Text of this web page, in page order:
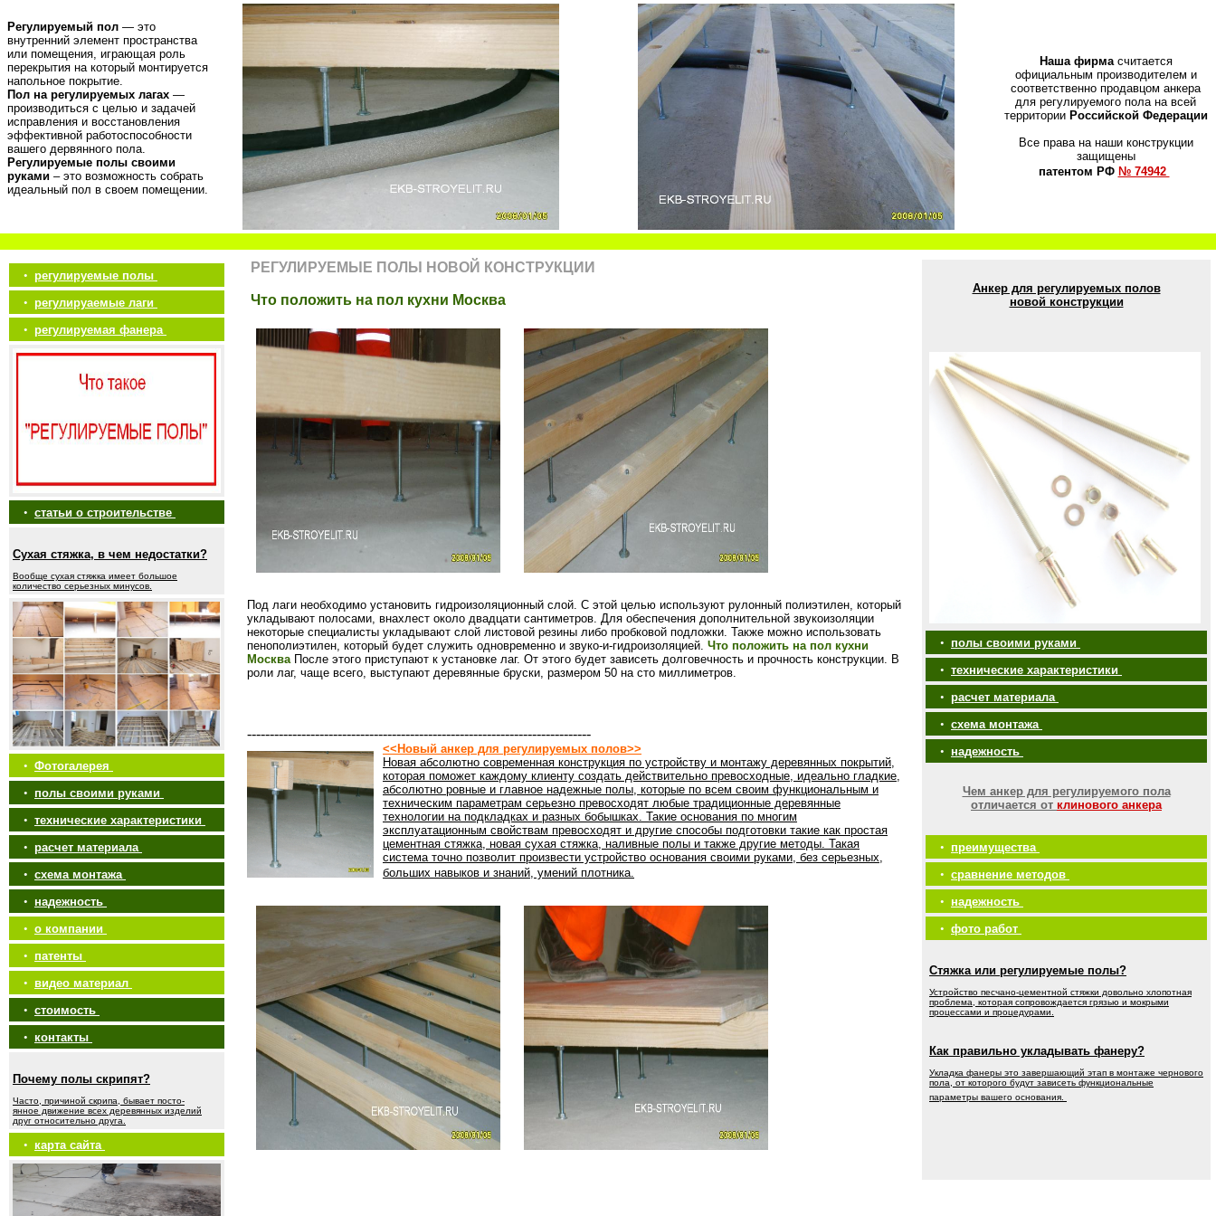
Регулируемый пол — это
внутренний элемент пространства
или помещения, играющая роль
перекрытия на который монтируется
напольное покрытие.
Пол на регулируемых лагах —
производиться с целью и задачей
исправления и восстановления
эффективной работоспособности
вашего дервянного пола.
Регулируемые полы своими
руками – это возможность собрать
идеальный пол в своем помещении.
Наша фирмасчитается
официальным производителем и
соответственно продавцом анкера
для регулируемого пола на всей
территории Российской Федерации
Все права на наши конструкции
защищены
патентом РФ № 74942
• регулируемые полы
• регулируаемые лаги
• регулируемая фанера
• статьи о строительстве
Сухая стяжка, в чем недостатки?
Вообще сухая стяжка имеет большое
количество серьезных минусов.
• Фотогалерея
• полы своими руками
• технические характеристики
• расчет материала
• схема монтажа
• надежность
• о компании
• патенты
• видео материал
• стоимость
• контакты
Почему полы скрипят?
Часто, причиной скрипа, бывает посто-
янное движение всех деревянных изделий
друг относительно друга.
• карта сайта
РЕГУЛИРУЕМЫЕ ПОЛЫ НОВОЙ КОНСТРУКЦИИ
Что положить на пол кухни Москва
Под лаги необходимо установить гидроизоляционный слой. С этой целью используют рулонный полиэтилен, который
укладывают полосами, внахлест около двадцати сантиметров. Для обеспечения дополнительной звукоизоляции
некоторые специалисты укладывают слой листовой резины либо пробковой подложки. Также можно использовать
пенополиэтилен, который будет служить одновременно и звуко-и-гидроизоляцией. Что положить на пол кухни
МоскваПосле этого приступают к установке лаг. От этого будет зависеть долговечность и прочность конструкции. В
роли лаг, чаще всего, выступают деревянные бруски, размером 50 на сто миллиметров.
----------------------------------------------------------------------------
<<Новый анкер для регулируемых полов>>
Новая абсолютно современная конструкция по устройству и монтажу деревянных покрытий,
которая поможет каждому клиенту создать действительно превосходные, идеально гладкие,
абсолютно ровные и главное надежные полы, которые по всем своим функциональным и
техническим параметрам серьезно превосходят любые традиционные деревянные
технологии на подкладках и разных бобышках. Такие основания по многим
эксплуатационным свойствам превосходят и другие способы подготовки такие как простая
цементная стяжка, новая сухая стяжка, наливные полы и также другие методы. Такая
система точно позволит произвести устройство основания своими руками, без серьезных,
больших навыков и знаний, умений плотника.
Анкер для регулируемых полов
новой конструкции
• полы своими руками
• технические характеристики
• расчет материала
• схема монтажа
• надежность
Чем анкер для регулируемого пола
отличается от клинового анкера
• преимущества
• сравнение методов
• надежность
• фото работ
Стяжка или регулируемые полы?
Устройство песчано-цементной стяжки довольно хлопотная
проблема, которая сопровождается грязью и мокрыми
процессами и процедурами.
Как правильно укладывать фанеру?
Укладка фанеры это завершающий этап в монтаже чернового
пола, от которого будут зависеть функциональные
параметры вашего основания.